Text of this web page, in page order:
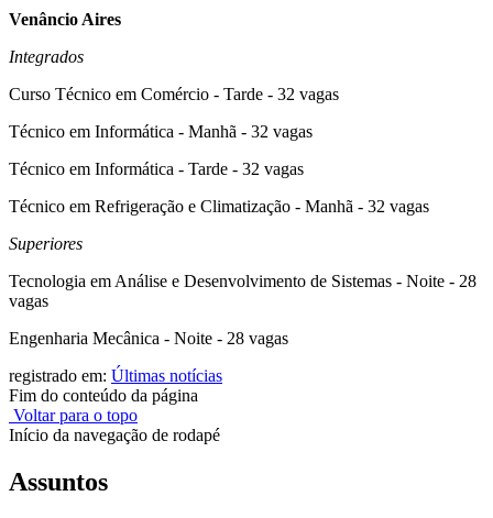
Venâncio Aires
Integrados
Curso Técnico em Comércio - Tarde - 32 vagas
Técnico em Informática - Manhã - 32 vagas
Técnico em Informática - Tarde - 32 vagas
Técnico em Refrigeração e Climatização - Manhã - 32 vagas
Superiores
Tecnologia em Análise e Desenvolvimento de Sistemas - Noite - 28
vagas
Engenharia Mecânica - Noite - 28 vagas
registrado em: Últimas notícias
Fim do conteúdo da página
Voltar para o topo
Início da navegação de rodapé
Assuntos